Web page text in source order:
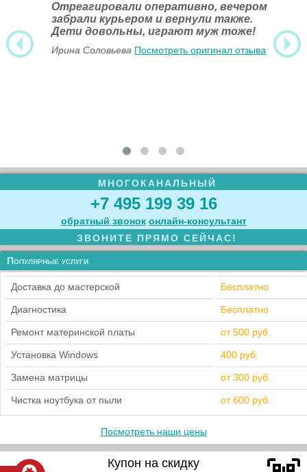
Отреагировали оперативно, вечером
забрали курьером и вернули также.
Дети довольны, играют муж тоже!
Ирина Соловьева Посмотреть оригинал отзыва
МНОГОКАНАЛЬНЫЙ
+7 495 199 39 16
обратный звонок онлайн‑консультант
ЗВОНИТЕ ПРЯМО СЕЙЧАС!
Популярные услуги
Доставка до мастерской Бесплатно
Диагностика Бесплатно
Ремонт материнской платы от 500 руб.
Установка Windows 400 руб.
Замена матрицы от 300 руб.
Чистка ноутбука от пыли от 600 руб.
Посмотреть наши цены
Купон на скидку